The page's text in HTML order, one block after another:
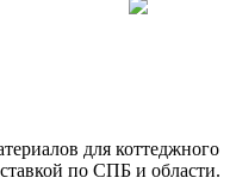
для коттеджного
по СПБ и области.